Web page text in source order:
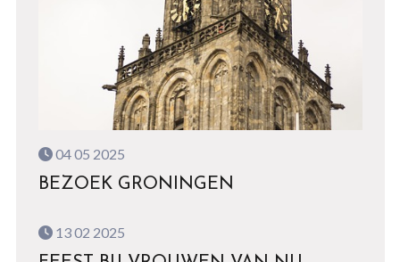
04 05 2025
BEZOEK GRONINGEN
13 02 2025